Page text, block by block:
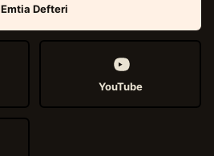
Emtia Defteri
YouTube